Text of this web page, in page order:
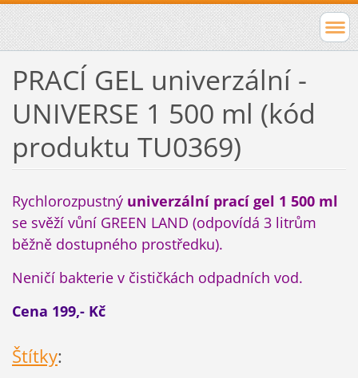
PRACÍ GEL univerzální -
UNIVERSE 1 500 ml (kód
produktu TU0369)
Rychlorozpustný univerzální prací gel 1 500 ml
se svěží vůní GREEN LAND (odpovídá 3 litrům
běžně dostupného prostředku).
Neničí bakterie v čističkách odpadních vod.
Cena 199,- Kč
Štítky: